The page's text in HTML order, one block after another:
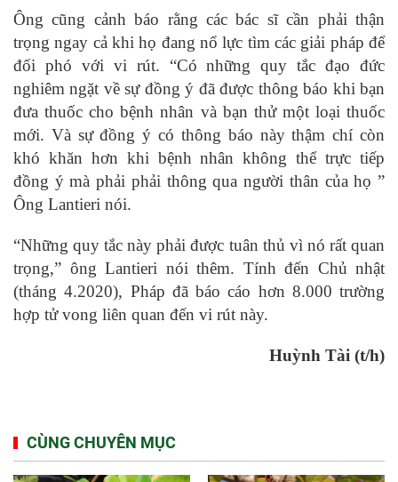
Ông cũng cảnh báo rằng các bác sĩ cần phải thận
trọng ngay cả khi họ đang nổ lực tìm các giải pháp để
đối phó với vi rút. “Có những quy tắc đạo đức
nghiêm ngặt về sự đồng ý đã được thông báo khi bạn
đưa thuốc cho bệnh nhân và bạn thử một loại thuốc
mới. Và sự đồng ý có thông báo này thậm chí còn
khó khăn hơn khi bệnh nhân không thể trực tiếp
đồng ý mà phải phải thông qua người thân của họ ”
Ông Lantieri nói.
“Những quy tắc này phải được tuân thủ vì nó rất quan
trọng,” ông Lantieri nói thêm. Tính đến Chủ nhật
(tháng 4.2020), Pháp đã báo cáo hơn 8.000 trường
hợp tử vong liên quan đến vi rút này.
Huỳnh Tài (t/h)
CÙNG CHUYÊN MỤC